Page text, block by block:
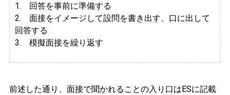
1. 回答を事前に準備する
2. 面接をイメージして設問を書き出す、口に出して
回答する
3. 模擬面接を繰り返す
前述した通り、面接で聞かれることの入り口はESに記載